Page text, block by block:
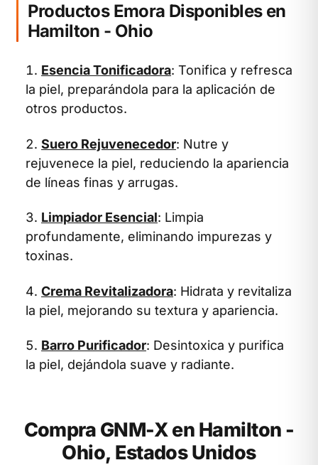
Productos Emora Disponibles en
Hamilton - Ohio
Esencia Tonificadora: Tonifica y refresca
la piel, preparándola para la aplicación de
otros productos.
Suero Rejuvenecedor: Nutre y
rejuvenece la piel, reduciendo la apariencia
de líneas finas y arrugas.
Limpiador Esencial: Limpia
profundamente, eliminando impurezas y
toxinas.
Crema Revitalizadora: Hidrata y revitaliza
la piel, mejorando su textura y apariencia.
Barro Purificador: Desintoxica y purifica
la piel, dejándola suave y radiante.
Compra GNM-X en Hamilton -
Ohio, Estados Unidos